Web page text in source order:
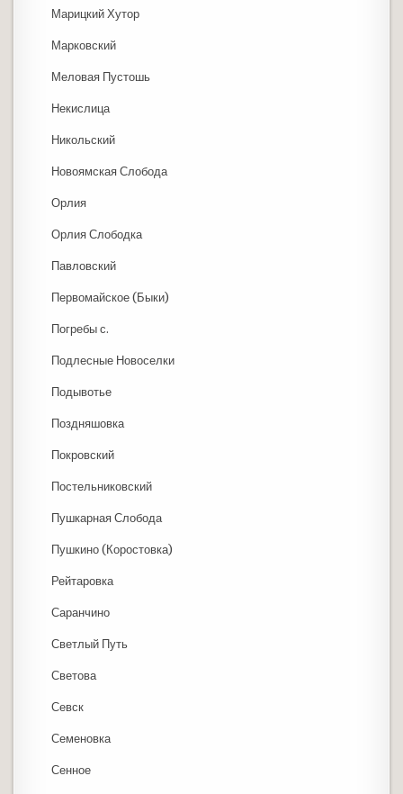
Марицкий Хутор
Марковский
Меловая Пустошь
Некислица
Никольский
Новоямская Слобода
Орлия
Орлия Слободка
Павловский
Первомайское (Быки)
Погребы с.
Подлесные Новоселки
Подывотье
Поздняшовка
Покровский
Постельниковский
Пушкарная Слобода
Пушкино (Коростовка)
Рейтаровка
Саранчино
Светлый Путь
Светова
Севск
Семеновка
Сенное